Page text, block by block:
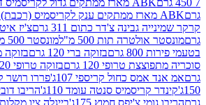
גבינה צ'דר כתום 311 גרם
תות 500 מ"ל
מונסטר 500 מ"ל ROSSI
גרם
בזוקה ברי 120 גרם בזוקה מיקס 120 גרם
טרופי 120 גרם
בזוקה טרופי 120 גרם
כחול קריספי 107ג'
פררו רושר קריסמיס
סנטה עומד 110ג'
צ'יפס חמוץ 175ג'
בייגלה ציו מקלות תפו"א 80 גרם